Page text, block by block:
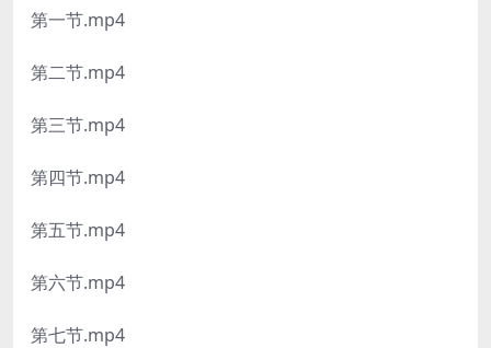
第一节.mp4
第二节.mp4
第三节.mp4
第四节.mp4
第五节.mp4
第六节.mp4
第七节.mp4